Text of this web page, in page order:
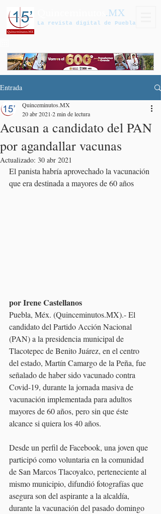
.MX
La revista digital de Puebla
Entrada
Acusan a candidato del PAN
por agandallar vacunas
Quinceminutos.MX
20 abr 2021 2 min de lectura
Actualizado: 30 abr 2021
El panista habría aprovechado la vacunación
que era destinada a mayores de 60 años
por Irene Castellanos
Puebla, Méx. (Quinceminutos.MX).- El
candidato del Partido Acción Nacional
(PAN) a la presidencia municipal de
Tlacotepec de Benito Juárez, en el centro
del estado, Martín Camargo de la Peña, fue
señalado de haber sido vacunado contra
Covid-19, durante la jornada masiva de
vacunación implementada para adultos
mayores de 60 años, pero sin que éste
alcance si quiera los 40 años.
Desde un perfil de Facebook, una joven que
participó como voluntaria en la comunidad
de San Marcos Tlacoyalco, perteneciente al
mismo municipio, difundió fotografías que
asegura son del aspirante a la alcaldía,
durante la vacunación del pasado domingo